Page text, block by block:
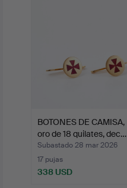
BOTONES DE CAMISA,
oro de 18 quilates, dec…
Subastado 28 mar 2026
17 pujas
338 USD